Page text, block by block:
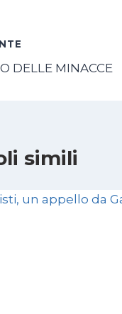
DELLE MINACCE
simili